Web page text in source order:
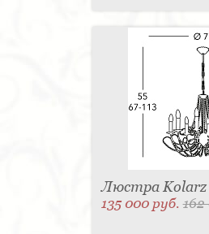
Люстра Kolarz
135 000 руб.162